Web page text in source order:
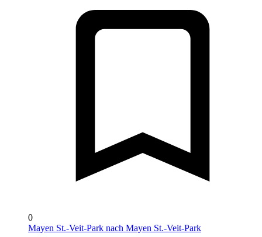
0
Mayen St.-Veit-Park nach Mayen St.-Veit-Park